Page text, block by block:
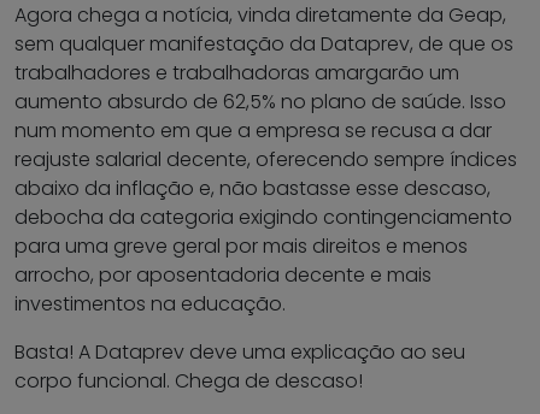
Agora chega a notícia, vinda diretamente da Geap,
sem qualquer manifestação da Dataprev, de que os
trabalhadores e trabalhadoras amargarão um
aumento absurdo de 62,5% no plano de saúde. Isso
num momento em que a empresa se recusa a dar
reajuste salarial decente, oferecendo sempre índices
abaixo da inflação e, não bastasse esse descaso,
debocha da categoria exigindo contingenciamento
para uma greve geral por mais direitos e menos
arrocho, por aposentadoria decente e mais
investimentos na educação.
Basta! A Dataprev deve uma explicação ao seu
corpo funcional. Chega de descaso!